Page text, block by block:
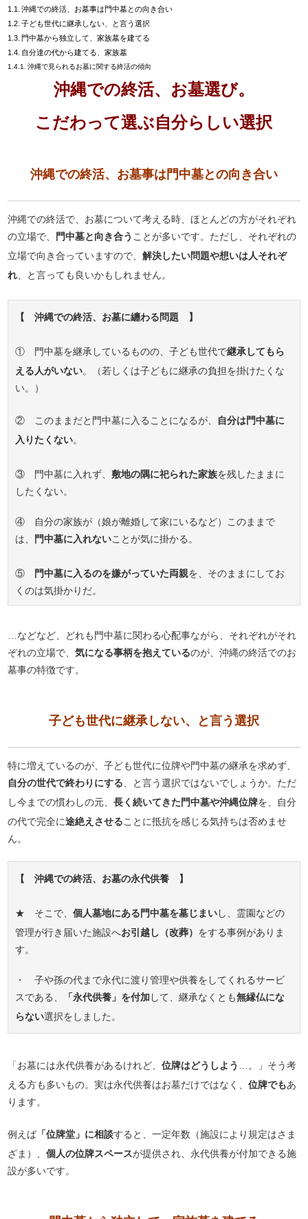
沖縄での終活、お墓事は門中墓との向き合い
子ども世代に継承しない、と言う選択
門中墓から独立して、家族墓を建てる
自分達の代から建てる、家族墓
沖縄で見られるお墓に関する終活の傾向
沖縄での終活、お墓選び。
こだわって選ぶ自分らしい選択
沖縄での終活、お墓事は門中墓との向き合い
沖縄での終活で、お墓について考える時、ほとんどの方がそれぞれ
の立場で、
門中墓と向き合う ことが多いです。ただし、それぞれの
立場で向き合っていますので、解決したい問題や想いは人それぞ
れ、と言っても良いかもしれません。
【 沖縄での終活、お墓に纏わる問題 】
① 門中墓を継承しているものの、子ども世代で継承してもら
える人がいない。（若しくは子どもに継承の負担を掛けたくな
い。）
② このままだと門中墓に入ることになるが、
自分は門中墓に
入りたくない。
③ 門中墓に入れず、敷地の隅に祀られた家族を残したままに
したくない。
④ 自分の家族が（娘が離婚して家にいるなど）このままで
は、
門中墓に入れないことが気に掛かる。
⑤ 門中墓に入るのを嫌がっていた両親を、そのままにしてお
くのは気掛かりだ。
…などなど、どれも門中墓に関わる心配事ながら、それぞれがそれ
ぞれの立場で、気になる事柄を抱えているのが、沖縄の終活でのお
墓事の特徴です。
子ども世代に継承しない、と言う選択
特に増えているのが、子ども世代に位牌や門中墓の継承を求めず、
自分の世代で終わりにする、と言う選択ではないでしょうか。ただ
し今までの慣わしの元、長く続いてきた門中墓や沖縄位牌を、自分
の代で完全に途絶えさせることに抵抗を感じる気持ちは否めませ
ん。
【 沖縄での終活、お墓の永代供養 】
★ そこで、個人墓地にある門中墓を墓じまいし、霊園などの
管理が行き届いた施設へお引越し（改葬） をする事例がありま
す。
・ 子や孫の代まで永代に渡り管理や供養をしてくれるサービ
スである、
「永代供養」を付加 して、継承なくとも無縁仏にな
らない選択をしました。
「お墓には永代供養があるけれど、位牌はどうしよう …。」そう考
える方も多いもの。実は永代供養はお墓だけではなく、位牌でもあ
ります。
例えば 「位牌堂」に相談すると、一定年数（施設により規定はさま
ざま）、個人の位牌スペースが提供され、永代供養が付加できる施
設が多いです。